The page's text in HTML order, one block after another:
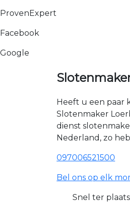
ProvenExpert
Facebook
Google
Heeft u een paar
Slotenmaker
dienst
Nederland, zo
097006521500
Bel ons op elk
Snel ter